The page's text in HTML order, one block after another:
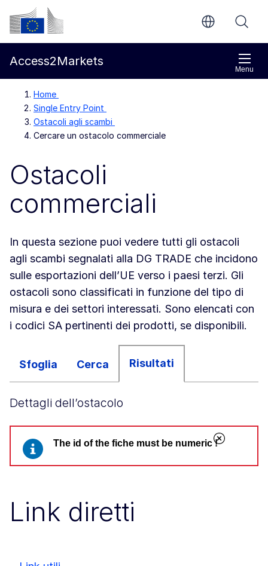
Vai al contenuto principale
Commissione europea
Menu
Access2Markets
Home
Single Entry Point
Ostacoli agli scambi
Cercare un ostacolo commerciale
Ostacoli
commerciali
In questa sezione puoi vedere tutti gli ostacoli
agli scambi segnalati alla DG TRADE che incidono
sulle esportazioni dell’UE verso i paesi terzi. Gli
ostacoli sono classificati in funzione del tipo di
misura e dei settori interessati. Sono elencati con
i codici SA pertinenti dei prodotti, se disponibili.
Sfoglia Cerca Risultati
Dettagli dell’ostacolo
Messaggio di errore Chiudi
The id of the fiche must be numeric !
Link diretti